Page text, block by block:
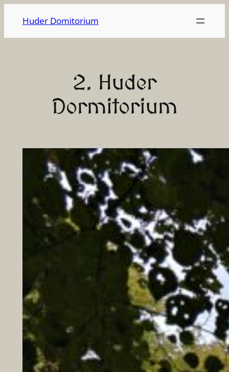
Inhalt
springen
Huder Domitorium
2. Huder
Dormitorium